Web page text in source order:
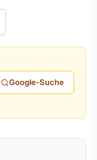
Google-Suche